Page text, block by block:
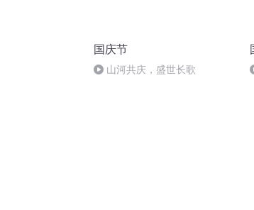
国庆节
山河共庆，盛世长歌